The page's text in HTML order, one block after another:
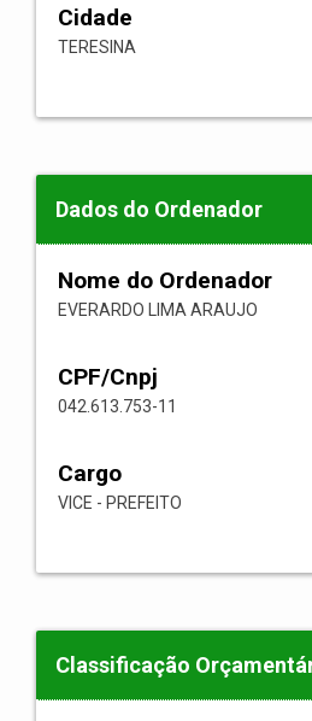
Cidade
TERESINA
Dados do Ordenador
Nome do Ordenador
EVERARDO LIMA ARAUJO
CPF/Cnpj
042.613.753-11
Cargo
VICE - PREFEITO
Classificação